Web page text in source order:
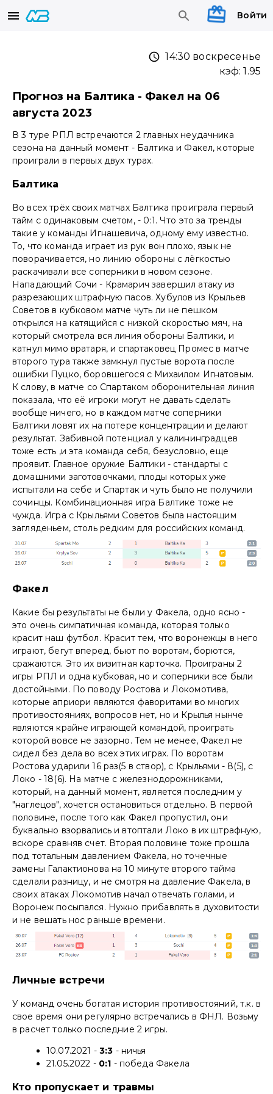
Войти
14:30 воскресенье
кэф:1.95
Прогноз на Балтика - Факел на 06
августа 2023
В 3 туре РПЛ встречаются 2 главных неудачника
сезона на данный момент - Балтика и Факел, которые
проиграли в первых двух турах.
Балтика
Во всех трёх своих матчах Балтика проиграла первый
тайм с одинаковым счетом, - 0:1. Что это за тренды
такие у команды Игнашевича, одному ему известно.
То, что команда играет из рук вон плохо, язык не
поворачивается, но линию обороны с лёгкостью
раскачивали все соперники в новом сезоне.
Нападающий Сочи - Крамарич завершил атаку из
разрезающих штрафную пасов. Хубулов из Крыльев
Советов в кубковом матче чуть ли не пешком
открылся на катящийся с низкой скоростью мяч, на
который смотрела вся линия обороны Балтики, и
катнул мимо вратаря, и спартаковец Промес в матче
второго тура также замкнул пустые ворота после
ошибки Пуцко, боровшегося с Михаилом Игнатовым.
К слову, в матче со Спартаком оборонительная линия
показала, что её игроки могут не давать сделать
вообще ничего, но в каждом матче соперники
Балтики ловят их на потере концентрации и делают
результат. Забивной потенциал у калининградцев
тоже есть ,и эта команда себя, безусловно, еще
проявит. Главное оружие Балтики - стандарты с
домашними заготовочками, плоды которых уже
испытали на себе и Спартак и чуть было не получили
сочинцы. Комбинационная игра Балтике тоже не
чужда. Игра с Крыльями Советов была настоящим
загляденьем, столь редким для российских команд.
Факел
Какие бы результаты не были у Факела, одно ясно -
это очень симпатичная команда, которая только
красит наш футбол. Красит тем, что воронежцы в него
играют, бегут вперед, бьют по воротам, борются,
сражаются. Это их визитная карточка. Проиграны 2
игры РПЛ и одна кубковая, но и соперники все были
достойными. По поводу Ростова и Локомотива,
которые априори являются фаворитами во многих
противостояниях, вопросов нет, но и Крылья нынче
являются крайне играющей командой, проиграть
которой вовсе не зазорно. Тем не менее, Факел не
сидел без дела во всех этих играх. По воротам
Ростова ударили 16 раз(5 в створ), с Крыльями - 8(5), с
Локо - 18(6). На матче с железнодорожниками,
который, на данный момент, является последним у
"наглецов", хочется остановиться отдельно. В первой
половине, после того как Факел пропустил, они
буквально взорвались и втоптали Локо в их штрафную,
вскоре сравняв счет. Вторая половине тоже прошла
под тотальным давлением Факела, но точечные
замены Галактионова на 10 минуте второго тайма
сделали разницу, и не смотря на давление Факела, в
своих атаках Локомотив начал отвечать голами, и
Воронеж посыпался. Нужно прибавлять в духовитости
и не вешать нос раньше времени.
Личные встречи
У команд очень богатая история противостояний, т.к. в
свое время они регулярно встречались в ФНЛ. Возьму
в расчет только последние 2 игры.
10.07.2021 - 3:3 - ничья
21.05.2022 - 0:1 - победа Факела
Кто пропускает и травмы